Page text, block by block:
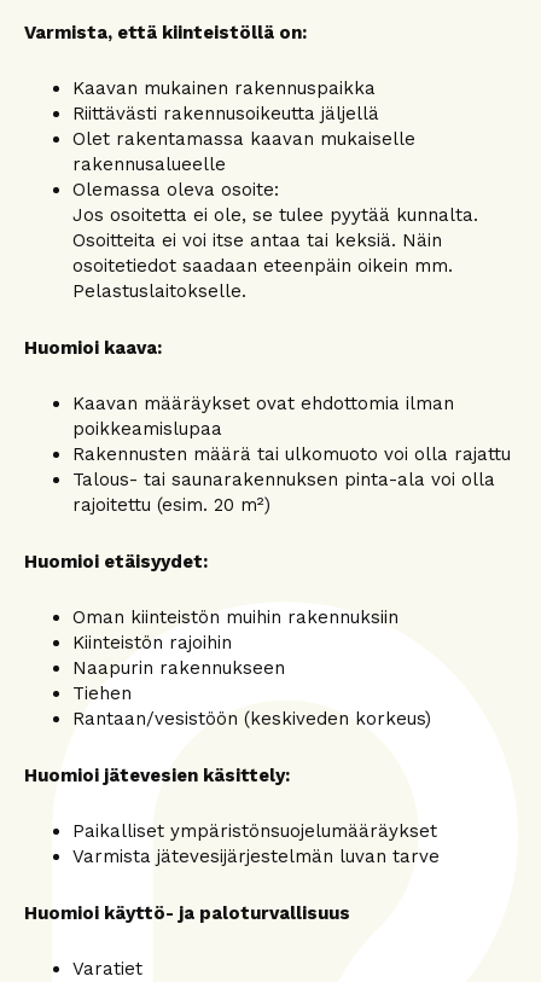
Varmista, että kiinteistöllä on:
Kaavan mukainen rakennuspaikka
Riittävästi rakennusoikeutta jäljellä
Olet rakentamassa kaavan mukaiselle
rakennusalueelle
Olemassa oleva osoite:
Jos osoitetta ei ole, se tulee pyytää kunnalta.
Osoitteita ei voi itse antaa tai keksiä. Näin
osoitetiedot saadaan eteenpäin oikein mm.
Pelastuslaitokselle.
Huomioi kaava:
Kaavan määräykset ovat ehdottomia ilman
poikkeamislupaa
Rakennusten määrä tai ulkomuoto voi olla rajattu
Talous- tai saunarakennuksen pinta-ala voi olla
rajoitettu (esim. 20 m²)
Huomioi etäisyydet:
Oman kiinteistön muihin rakennuksiin
Kiinteistön rajoihin
Naapurin rakennukseen
Tiehen
Rantaan/vesistöön (keskiveden korkeus)
Huomioi jätevesien käsittely:
Paikalliset ympäristönsuojelumääräykset
Varmista jätevesijärjestelmän luvan tarve
Huomioi käyttö- ja paloturvallisuus
Varatiet